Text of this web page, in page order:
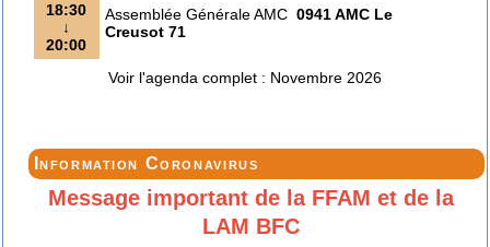
18:30
↓
20:00
Assemblée Générale AMC 0941 AMC Le
Creusot 71
Voir l'agenda complet : Novembre 2026
Information Coronavirus
Message important de la FFAM et de la
LAM BFC